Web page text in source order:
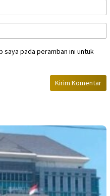
saya pada peramban ini untuk